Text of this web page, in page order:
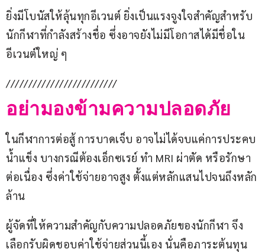
ยิ่งมีโบนัสให้ลุ้นทุกอีเวนต์ ยิ่งเป็นแรงจูงใจสำคัญสำหรับ
นักกีฬาที่กำลังสร้างชื่อ ซึ่งอาจยังไม่มีโอกาสได้มีชื่อใน
อีเวนต์ใหญ่ ๆ
/////////////////////////
อย่ามองข้ามความปลอดภัย
ในกีฬาการต่อสู้ การบาดเจ็บ อาจไม่ได้จบแค่การประคบ
น้ำแข็ง บางกรณีต้องเอ็กซเรย์ ทำ MRI ผ่าตัด หรือรักษา
ต่อเนื่อง ซึ่งค่าใช้จ่ายอาจสูง ตั้งแต่หลักแสนไปจนถึงหลัก
ล้าน
ผู้จัดที่ให้ความสำคัญกับความปลอดภัยของนักกีฬา จึง
เลือกรับผิดชอบค่าใช้จ่ายส่วนนี้เอง นั่นคือภาระต้นทุน